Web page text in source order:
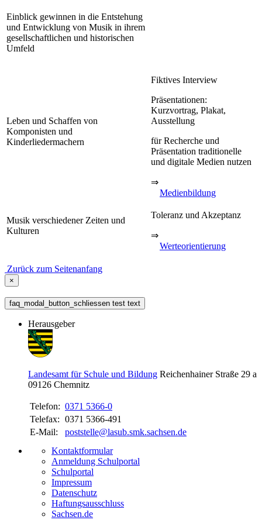
Einblick gewinnen in die Entstehung
und Entwicklung von Musik in ihrem
gesellschaftlichen und historischen
Umfeld
Leben und Schaffen von
Komponisten und
Kinderliedermachern
Fiktives Interview
Präsentationen:
Kurzvortrag, Plakat,
Ausstellung
für Recherche und
Präsentation traditionelle
und digitale Medien nutzen
⇒
Medienbildung
Musik verschiedener Zeiten und
Kulturen
Toleranz und Akzeptanz
⇒
Werteorientierung
Zurück zum Seitenanfang
×
faq_modal_button_schliessen test text
Herausgeber
Landesamt für Schule und Bildung Reichenhainer Straße 29 a
09126 Chemnitz
Telefon: 0371 5366-0
Telefax: 0371 5366-491
E-Mail:
poststelle@lasub.smk.sachsen.de
Kontaktformular
Anmeldung Schulportal
Schulportal
Impressum
Datenschutz
Haftungsausschluss
Sachsen.de